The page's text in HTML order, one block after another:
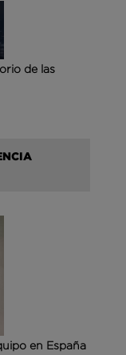
de las
en España